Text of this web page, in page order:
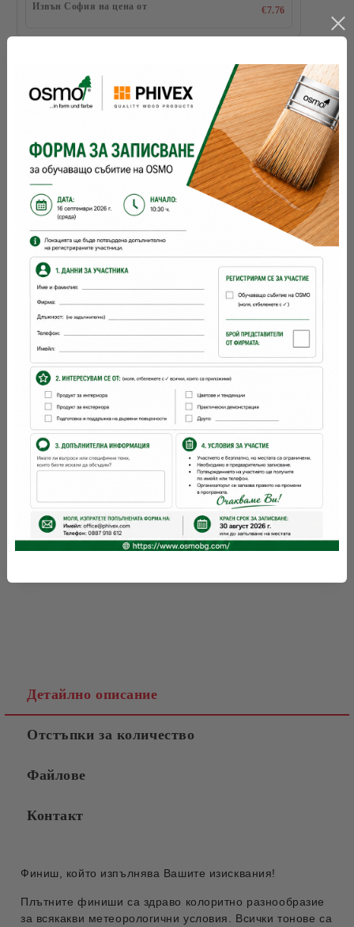
Извън София на цена от €7.76
разфасовка 1:
Съхранение:
5 години и повече при добре затворена
опаковка
разходна норма:
26м2 с 1 л
брой ръце:
с какво се
нанася:
четка, валяк
Марка: OSMO
Детайлно описание
Отстъпки за количество
Файлове
Контакт
Финиш, който изпълнява Вашите изисквания!
Плътните финиши са здраво колоритно разнообразие
за всякакви метеорологични условия. Всички тонове са